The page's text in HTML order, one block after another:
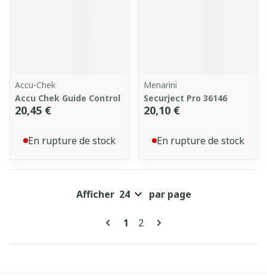
Accu-Chek
Accu Chek Guide Control
20,45 €
En rupture de stock
Menarini
Securject Pro 36146
20,10 €
En rupture de stock
Pages
Vous lisez actuellement la
1 Page
2
Afficher par page